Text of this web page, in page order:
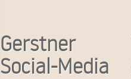
Gerstner
Social-Media